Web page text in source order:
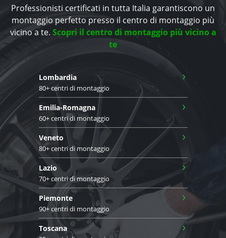
Professionisti certificati in tutta Italia garantiscono un
montaggio perfetto presso il centro di montaggio più
vicino a te. Scopri il centro di montaggio più vicino a
te
Lombardia
80+ centri di montaggio
›
Emilia-Romagna
60+ centri di montaggio
›
Veneto
80+ centri di montaggio
›
Lazio
70+ centri di montaggio
›
Piemonte
90+ centri di montaggio
›
Toscana ›